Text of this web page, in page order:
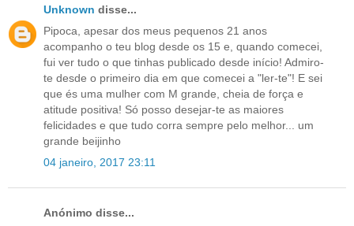
Unknown disse...
Pipoca, apesar dos meus pequenos 21 anos
acompanho o teu blog desde os 15 e, quando comecei,
fui ver tudo o que tinhas publicado desde início! Admiro-
te desde o primeiro dia em que comecei a "ler-te"! E sei
que és uma mulher com M grande, cheia de força e
atitude positiva! Só posso desejar-te as maiores
felicidades e que tudo corra sempre pelo melhor... um
grande beijinho
04 janeiro, 2017 23:11
Anónimo disse...